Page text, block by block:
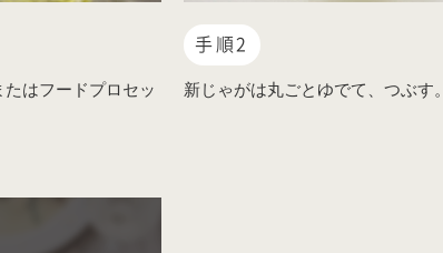
はフードプロセッ
手順2
新じゃがは丸ごとゆでて、つぶす。